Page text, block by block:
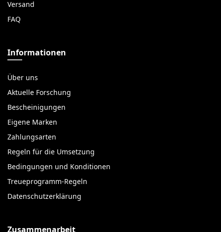
Versand
FAQ
Informationen
Über uns
Aktuelle Forschung
Bescheinigungen
Eigene Marken
Zahlungsarten
Regeln für die Umsetzung
Bedingungen und Konditionen
Treueprogramm-Regeln
Datenschutzerklärung
Zusammenarbeit